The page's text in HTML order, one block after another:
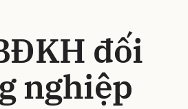
đối
nghiệp